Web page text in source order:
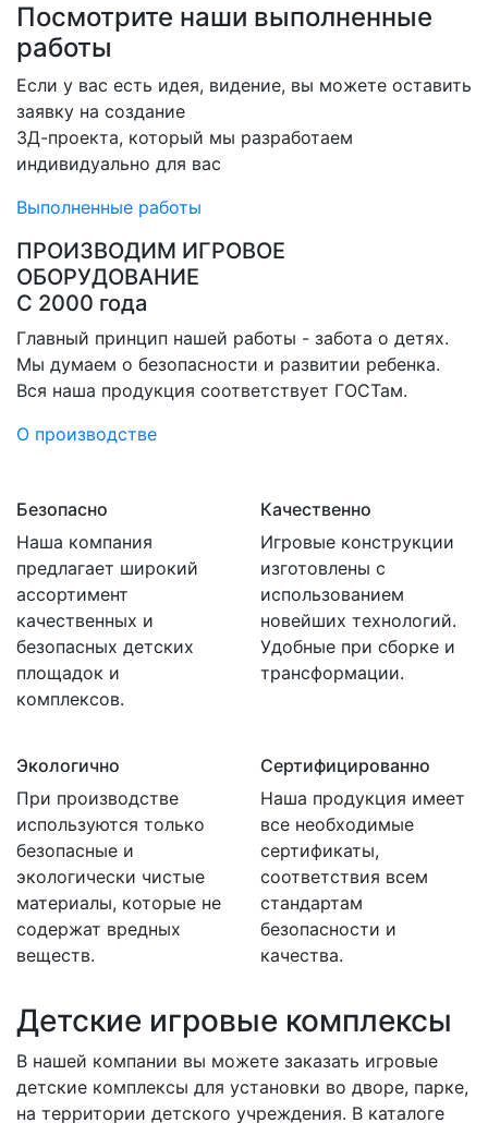
Посмотрите наши выполненные
работы
Если у вас есть идея, видение, вы можете оставить
заявку на создание
3Д-проекта, который мы разработаем
индивидуально для вас
Выполненные работы
ПРОИЗВОДИМ ИГРОВОЕ
ОБОРУДОВАНИЕ
С 2000 года
Главный принцип нашей работы - забота о детях.
Мы думаем о безопасности и развитии ребенка.
Вся наша продукция соответствует ГОСТам.
О производстве
Безопасно
Наша компания
предлагает широкий
ассортимент
качественных и
безопасных детских
площадок и
комплексов.
Качественно
Игровые конструкции
изготовлены с
использованием
новейших технологий.
Удобные при сборке и
трансформации.
Экологично
При производстве
используются только
безопасные и
экологически чистые
материалы, которые не
содержат вредных
веществ.
Сертифицированно
Наша продукция имеет
все необходимые
сертификаты,
соответствия всем
стандартам
безопасности и
качества.
Детские игровые комплексы
В нашей компании вы можете заказать игровые
детские комплексы для установки во дворе, парке,
на территории детского учреждения. В каталоге